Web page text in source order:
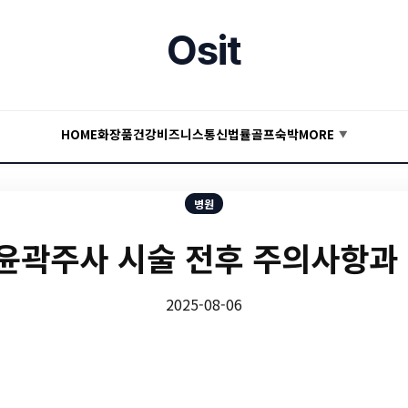
Osit
HOME화장품건강비즈니스통신법률골프숙박MORE ▼
병원
곽주사 시술 전후 주의사항
2025-08-06